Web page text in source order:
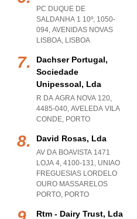
PC DUQUE DE
SALDANHA 1 10º, 1050-
094, AVENIDAS NOVAS
LISBOA, LISBOA
Dachser Portugal,
Sociedade
Unipessoal, Lda
R DA AGRA NOVA 120,
4485-040, AVELEDA VILA
CONDE, PORTO
David Rosas, Lda
AV DA BOAVISTA 1471
LOJA 4, 4100-131, UNIAO
FREGUESIAS LORDELO
OURO MASSARELOS
PORTO, PORTO
Rtm - Dairy Trust, Lda